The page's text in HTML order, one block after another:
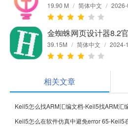
19.90 M / 简体中文 /
金蜘蛛网页设计器8.2
39.15M / 简体中文 / 2024-
相关文章
Keil5怎么找ARM汇编文档-Keil5找ARM汇